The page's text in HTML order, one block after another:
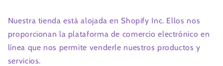
Nuestra tienda está alojada en Shopify Inc. Ellos nos
proporcionan la plataforma de comercio electrónico en
línea que nos permite venderle nuestros productos y
servicios.